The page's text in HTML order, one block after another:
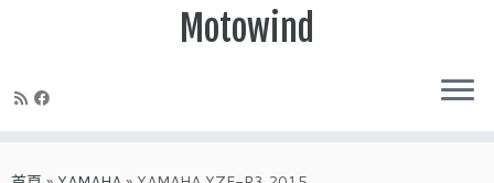
to
Motowind